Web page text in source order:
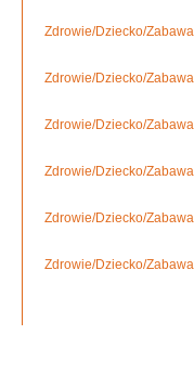
Zdrowie/Dziecko/
Zdrowie/Dziecko/
Zdrowie/Dziecko/
Zdrowie/Dziecko/
Zdrowie/Dziecko/
Zdrowie/Dziecko/